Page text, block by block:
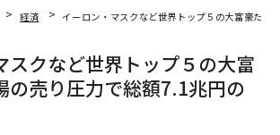
経済
イーロン・マスクなど世界トップ５の大富豪た
スクなど世界トップ５の大富
の売り圧力で総額7.1兆円の